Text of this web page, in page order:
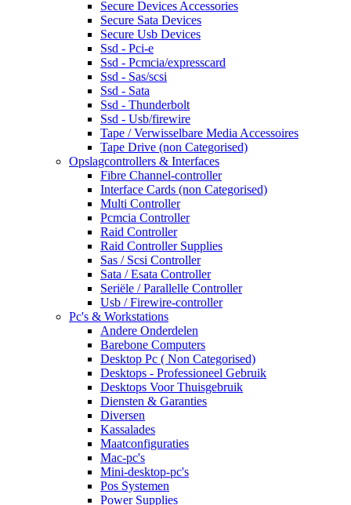
Secure Devices Accessories
Secure Sata Devices
Secure Usb Devices
Ssd - Pci-e
Ssd - Pcmcia/expresscard
Ssd - Sas/scsi
Ssd - Sata
Ssd - Thunderbolt
Ssd - Usb/firewire
Tape / Verwisselbare Media Accessoires
Tape Drive (non Categorised)
Opslagcontrollers & Interfaces
Fibre Channel-controller
Interface Cards (non Categorised)
Multi Controller
Pcmcia Controller
Raid Controller
Raid Controller Supplies
Sas / Scsi Controller
Sata / Esata Controller
Seriële / Parallelle Controller
Usb / Firewire-controller
Pc's & Workstations
Andere Onderdelen
Barebone Computers
Desktop Pc ( Non Categorised)
Desktops - Professioneel Gebruik
Desktops Voor Thuisgebruik
Diensten & Garanties
Diversen
Kassalades
Maatconfiguraties
Mac-pc's
Mini-desktop-pc's
Pos Systemen
Power Supplies